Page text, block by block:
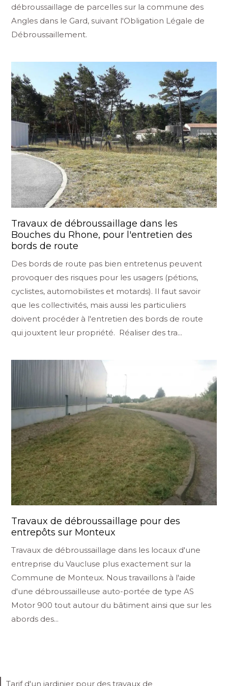
débroussaillage de parcelles sur la commune des
Angles dans le Gard, suivant l'Obligation Légale de
Débroussaillement.
Travaux de débroussaillage dans les
Bouches du Rhone, pour l'entretien des
bords de route
Des bords de route pas bien entretenus peuvent
provoquer des risques pour les usagers (pétions,
cyclistes, automobilistes et motards). Il faut savoir
que les collectivités, mais aussi les particuliers
doivent procéder à l'entretien des bords de route
qui jouxtent leur propriété. Réaliser des tra...
Travaux de débroussaillage pour des
entrepôts sur Monteux
Travaux de débroussaillage dans les locaux d'une
entreprise du Vaucluse plus exactement sur la
Commune de Monteux. Nous travaillons à l'aide
d'une débroussailleuse auto-portée de type AS
Motor 900 tout autour du bâtiment ainsi que sur les
abords des...
Tarif d'un jardinier pour des travaux de